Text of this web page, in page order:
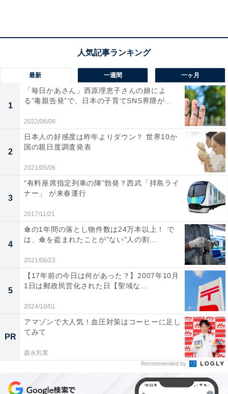
塾に入る直前まで続けました。算数は得意教科とい
うほどにはなりませんでしたが、計算のスピード感
母 Bさん）
さすがは人気のKUMON。役立ったという声が目立ちま
した。昨今の中学受験ではじっくりと考えさせる問題が
増えているものの、確かな計算力で計算ミスを減らし、
「塾がはじまり、算数が苦手だということを知りま
した。計算ミスがとにかく多くて。算数の基礎力を
つけてこなかったことを後悔しました。教訓を生か
し、下の子はそろばんを習わせていますが、今のと
ころ算数が得意教科みたいです」（女の子母 Cさ
ん）
逆にKUMONの算数などで計算力をつけておけばよかっ
たという声も。ほかにはどのような習い事に取り組んで
いたのか聞いてみると、こんな答えが返ってきました。
「習い事はサッカーやスイミングなどのスポーツ、
英語と書写を幼稚園の頃から小学校低学年までやっ
ていました。通信教育などを含め、勉強に関わる習
最新 一週間 一ヶ月
1
「毎日かあさん」西原理恵子さんの娘によ
る”毒親告発”で、日本の子育てSNS界隈が...
2022/06/08
2
日本人の好感度は昨年よりダウン？ 世界10か
国の親日度調査発表
2021/05/06
3
“有料座席指定列車の陣”勃発？西武「拝島ライ
ナー」 が来春運行
2017/11/21
4
傘の1年間の落とし物件数は24万本以上！ で
は、傘を盗まれたことが"ない"人の割...
2021/06/23
5
【17年前の今日は何があった？】2007年10月
1日は郵政民営化された日【聖域な...
2024/10/01
PR
アマゾンで大人気！血圧対策はコーヒーに足し
てみて
森永乳業
Recommended by